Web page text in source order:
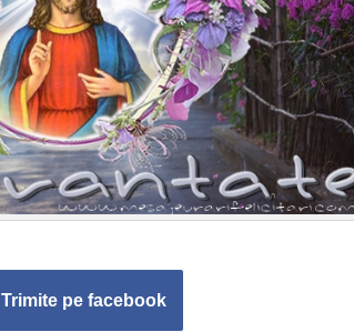
Trimite pe facebook